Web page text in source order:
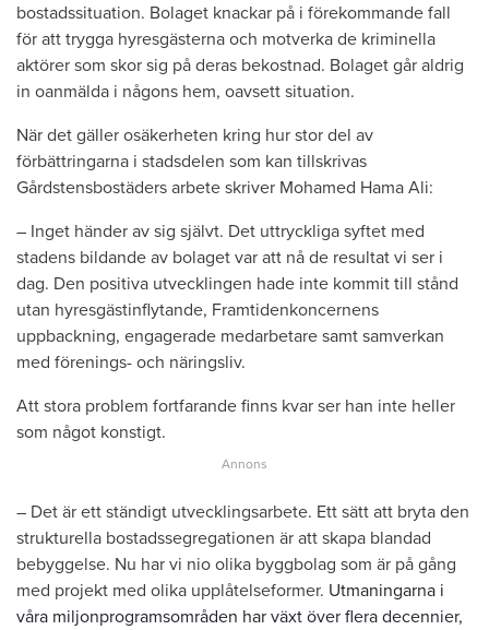
bostadssituation. Bolaget knackar på i förekommande fall
för att trygga hyresgästerna och motverka de kriminella
aktörer som skor sig på deras bekostnad. Bolaget går aldrig
in oanmälda i någons hem, oavsett situation.
När det gäller osäkerheten kring hur stor del av
förbättringarna i stadsdelen som kan tillskrivas
Gårdstensbostäders arbete skriver Mohamed Hama Ali:
– Inget händer av sig självt. Det uttryckliga syftet med
stadens bildande av bolaget var att nå de resultat vi ser i
dag. Den positiva utvecklingen hade inte kommit till stånd
utan hyresgästinflytande, Framtidenkoncernens
uppbackning, engagerade medarbetare samt samverkan
med förenings- och näringsliv.
Att stora problem fortfarande finns kvar ser han inte heller
som något konstigt.
– Det är ett ständigt utvecklingsarbete. Ett sätt att bryta den
strukturella bostadssegregationen är att skapa blandad
bebyggelse. Nu har vi nio olika byggbolag som är på gång
med projekt med olika upplåtelseformer. Utmaningarna i
våra miljonprogramsområden har växt över flera decennier,